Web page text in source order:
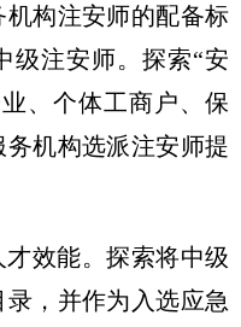
构注安师的配备标
级注安师。探索“安
、个体工商户、保
机构选派注安师提
才效能。探索将中级
，并作为入选应急